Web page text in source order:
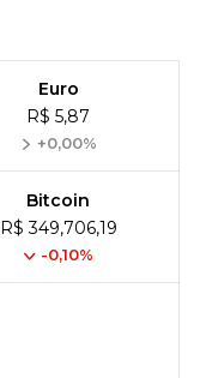
Euro
R$ 5,87
+0,00%
Bitcoin
R$ 349,706,19
-0,10%